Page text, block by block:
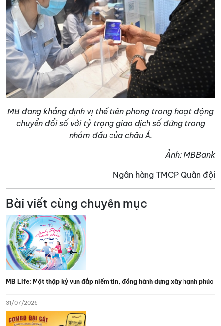
MB đang khẳng định vị thế tiên phong trong hoạt động
chuyển đổi số với tỷ trọng giao dịch số đứng trong
nhóm đầu của châu Á.
Ảnh: MBBank
Ngân hàng TMCP Quân đội
Bài viết cùng chuyên mục
MB Life: Một thập kỷ vun đắp niềm tin, đồng hành dựng xây hạnh phúc
31/07/2026